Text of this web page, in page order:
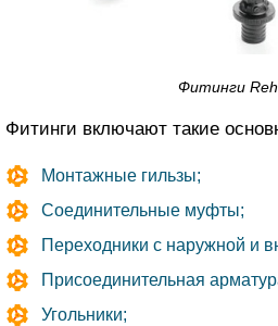
Фитинги
Фитинги включают такие
Монтажные гильзы;
Соединительные муфты;
Переходники с наружной и
Присоединительная
Угольники;